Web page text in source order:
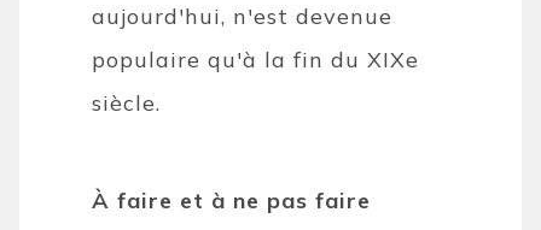
aujourd'hui, n'est devenue
populaire qu'à la fin du XIXe
siècle.
À faire et à ne pas faire